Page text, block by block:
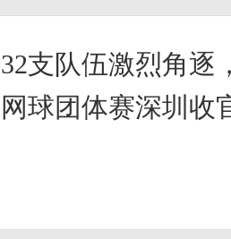
32支队伍激烈角逐
网球团体赛深圳收